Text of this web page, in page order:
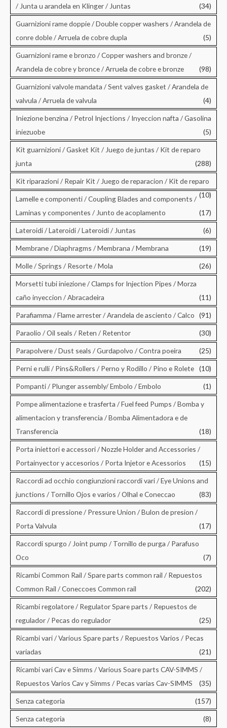
/ Junta u arandela en Klinger / Juntas (34)
Guarnizioni rame doppie / Double copper washers / Arandela de
conre doble / Arruela de cobre dupla
(5)
Guarnizioni rame e bronzo / Copper washers and bronze /
Arandela de cobre y bronce / Arruela de cobre e bronze
(98)
Guarnizioni valvole mandata / Sent valves gasket / Arandela de
valvula / Arruela de valvula
(4)
Iniezione benzina / Petrol Injections / Inyeccion nafta / Gasolina
iniezuobe
(5)
Kit guarnizioni / Gasket Kit / Juego de juntas / Kit de reparo
junta
(288)
Kit riparazioni / Repair Kit / Juego de reparacion / Kit de reparo
(10)
Lamelle e componenti / Coupling Blades and components /
Laminas y componentes / Junto de acoplamento
(17)
Lateroidi / Lateroidi / Lateroidi / Juntas (6)
Membrane / Diaphragms / Membrana / Membrana (19)
Molle / Springs / Resorte / Mola (26)
Morsetti tubi iniezione / Clamps for Injection Pipes / Morza
caño inyeccion / Abracadeira
(11)
Parafiamma / Flame arrester / Arandela de asciento / Calco (91)
Paraolio / Oil seals / Reten / Retentor (30)
Parapolvere / Dust seals / Gurdapolvo / Contra poeira (25)
Perni e rulli / Pins&Rollers / Perno y Rodillo / Pino e Rolete (10)
Pompanti / Plunger assembly/ Embolo / Embolo (1)
Pompe alimentazione e trasferta / Fuel feed Pumps / Bomba y
alimentacion y transferencia / Bomba Alimentadora e de
Transferencia
(18)
Porta iniettori e accessori / Nozzle Holder and Accessories /
Portainyector y accesorios / Porta Injetor e Acessorios
(15)
Raccordi ad occhio congiunzioni raccordi vari / Eye Unions and
junctions / Tornillo Ojos e varios / Olhal e Coneccao
(83)
Raccordi di pressione / Pressure Union / Bulon de presion /
Porta Valvula
(17)
Raccordi spurgo / Joint pump / Tornillo de purga / Parafuso
Oco
(7)
Ricambi Common Rail / Spare parts common rail / Repuestos
Common Rail / Coneccoes Common rail
(202)
Ricambi regolatore / Regulator Spare parts / Repuestos de
regulador / Pecas do regulador
(25)
Ricambi vari / Various Spare parts / Repuestos Varios / Pecas
variadas
(21)
Ricambi vari Cav e Simms / Various Soare parts CAV-SIMMS /
Repuestos Varios Cav y Simms / Pecas varias Cav-SIMMS
(35)
Senza categoria (157)
Senza categoria (8)